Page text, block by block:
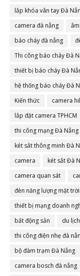
lắp khóa vân tay Đà
camera đà nẵng
báo cháy đà nẵng
Thi công báo cháy Đà
thiết bị báo cháy Đà
hệ thống báo cháy Đà
Kiến thức
camera
lắp đặt camera TPHCM
thi công mạng Đà Nẵng
két sắt thông minh Đà
camera
két sắt Đà
camera quan sát
đèn năng lượng mặt
thiết bị mạng doanh
bất động sản
du
thi công điện nhẹ đà
bộ đàm trạm Đà Nẵng
camera bosch đà nẵng